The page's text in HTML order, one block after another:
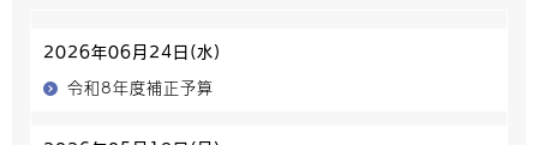
2026年06月24日(水)
令和8年度補正予算